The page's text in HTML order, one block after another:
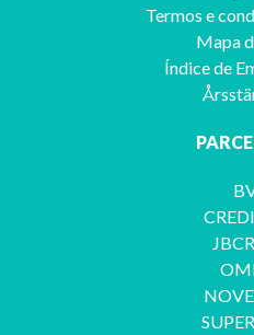
Termos e
Mapa
Índice de